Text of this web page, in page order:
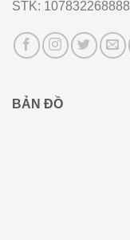
STK: 107832268888
BẢN ĐỒ